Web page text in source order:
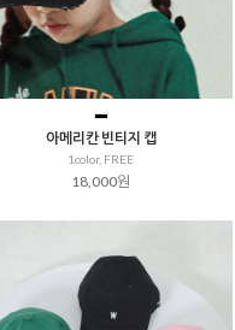
아메리칸 빈티지 캡
1color, FREE
18,000원